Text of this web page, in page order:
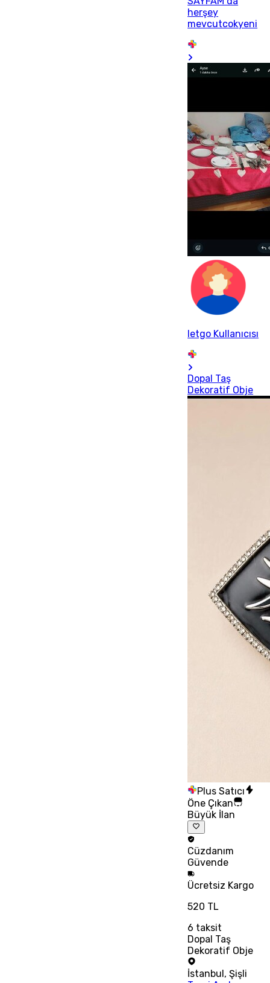
herşey
mevcutcokyeni
letgo Kullanıcısı
Dopal Taş
Dekoratif Obje
Plus Satıcı
Öne Çıkan
Büyük İlan
Cüzdanım
Güvende
Ücretsiz Kargo
520 TL
6 taksit
Dopal Taş
Dekoratif Obje
İstanbul ,Şişli